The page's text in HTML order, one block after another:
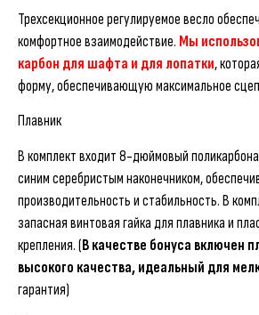
Трехсекционное регулируемое весло
комфортное взаимодействие. Мы
карбон для шафта и для лопатки,
форму, обеспечивающую максимальное
Плавник
В комплект входит 8-дюймовый
синим серебристым наконечником,
производительность и стабильность. В
запасная винтовая гайка для плавника и
крепления. (В качестве бонуса включен
высокого качества, идеальный для
гарантия)